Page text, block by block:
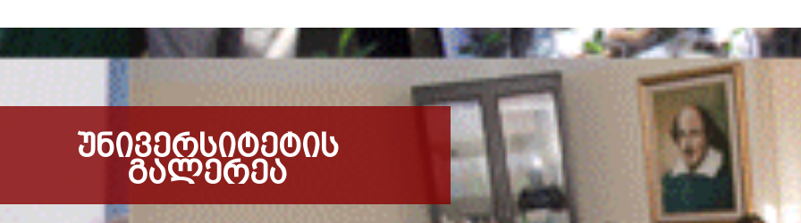
ᲣᲜᲘᲕᲔᲠᲡᲘᲢᲔᲢᲘᲡ
ᲒᲐᲚᲔᲠᲔᲐ